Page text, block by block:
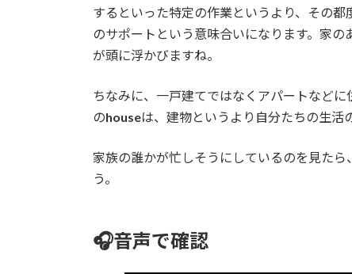
するといった特定の作業というより、その
のサポートという意味合いになります。家
が頭に浮かびますね。
ちなみに、一戸建てではなくアパートなどに
のhouseは、建物というより自分たちの生活
家族の誰かが忙しそうにしているのを見たら、
う。
🎧音声で確認